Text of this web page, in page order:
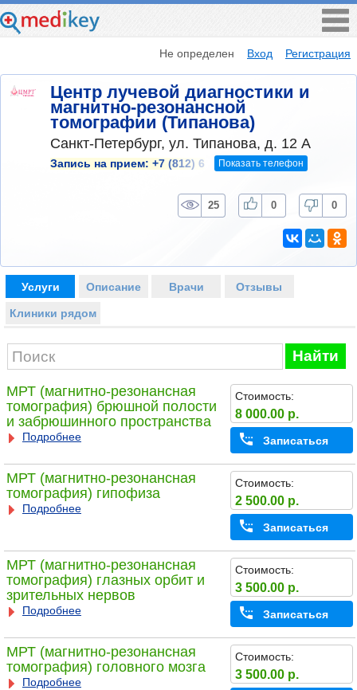
Не определен Вход Регистрация
Центр лучевой диагностики и
магнитно-резонансной
томографии (Типанова)
Санкт-Петербург, ул. Типанова, д. 12 А
Запись на прием: +7 (812) 6 Показать телефон
25 0 0
Услуги Описание Врачи Отзывы
Клиники рядом
Найти
МРТ (магнитно-резонансная
томография) брюшной полости
и забрюшинного пространства
Подробнее
Стоимость:
8 000.00 р.
Записаться
МРТ (магнитно-резонансная
томография) гипофиза
Подробнее
Стоимость:
2 500.00 р.
Записаться
МРТ (магнитно-резонансная
томография) глазных орбит и
зрительных нервов
Подробнее
Стоимость:
3 500.00 р.
Записаться
МРТ (магнитно-резонансная
томография) головного мозга
Подробнее
Стоимость:
3 500.00 р.